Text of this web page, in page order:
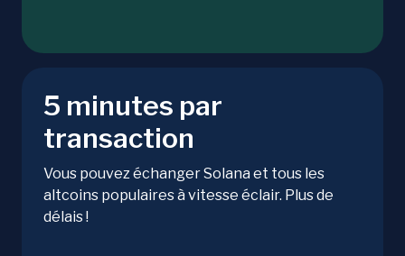
5 minutes par
transaction
Vous pouvez échanger Solana et tous les
altcoins populaires à vitesse éclair. Plus de
délais !